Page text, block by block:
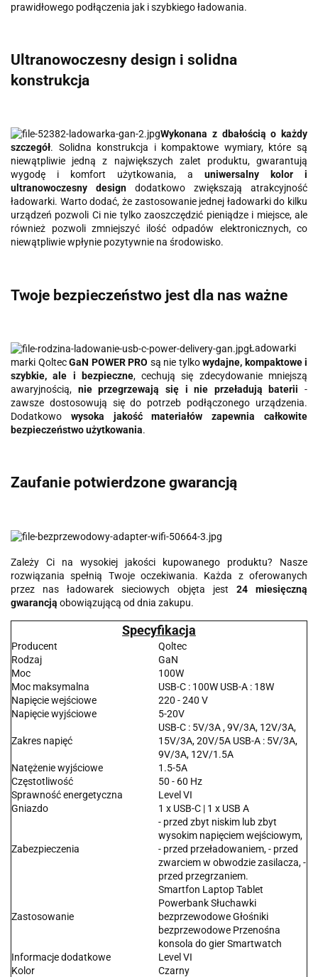
prawidłowego podłączenia jak i szybkiego ładowania.
Ultranowoczesny design i solidna
konstrukcja
Wykonana z dbałością o każdy
szczegół. Solidna konstrukcja i kompaktowe wymiary, które są
niewątpliwie jedną z największych zalet produktu, gwarantują
wygodę i komfort użytkowania, a uniwersalny kolor i
ultranowoczesny design dodatkowo zwiększają atrakcyjność
ładowarki. Warto dodać, że zastosowanie jednej ładowarki do kilku
urządzeń pozwoli Ci nie tylko zaoszczędzić pieniądze i miejsce, ale
również pozwoli zmniejszyć ilość odpadów elektronicznych, co
niewątpliwie wpłynie pozytywnie na środowisko.
Twoje bezpieczeństwo jest dla nas ważne
Ładowarki
marki QoltecGaN POWER PRO są nie tylkowydajne, kompaktowe i
szybkie, ale i bezpieczne, cechują się zdecydowanie mniejszą
awaryjnością, nie przegrzewają się i nie przeładują baterii -
zawsze dostosowują się do potrzeb podłączonego urządzenia.
Dodatkowo wysoka jakość materiałów zapewnia całkowite
bezpieczeństwo użytkowania.
Zaufanie potwierdzone gwarancją
Zależy Ci na wysokiej jakości kupowanego produktu? Nasze
rozwiązania spełnią Twoje oczekiwania. Każda z oferowanych
przez nas ładowarek sieciowych objęta jest 24 miesięczną
gwarancją obowiązującą od dnia zakupu.
Specyfikacja
Producent
Qoltec
Rodzaj
GaN
Moc
100W
Moc maksymalna
USB-C : 100W USB-A : 18W
Napięcie wejściowe
220 - 240 V
Napięcie wyjściowe
5-20V
Zakres napięć
USB-C : 5V/3A , 9V/3A, 12V/3A,
15V/3A, 20V/5A USB-A : 5V/3A,
9V/3A, 12V/1.5A
Natężenie wyjściowe
1.5-5A
Częstotliwość
50 - 60 Hz
Sprawność energetyczna
Level VI
Gniazdo
1 x USB-C | 1 x USB A
Zabezpieczenia
- przed zbyt niskim lub zbyt
wysokim napięciem wejściowym,
- przed przeładowaniem, - przed
zwarciem w obwodzie zasilacza, -
przed przegrzaniem.
Zastosowanie
Smartfon Laptop Tablet
Powerbank Słuchawki
bezprzewodowe Głośniki
bezprzewodowe Przenośna
konsola do gier Smartwatch
Informacje dodatkowe
Level VI
Kolor
Czarny